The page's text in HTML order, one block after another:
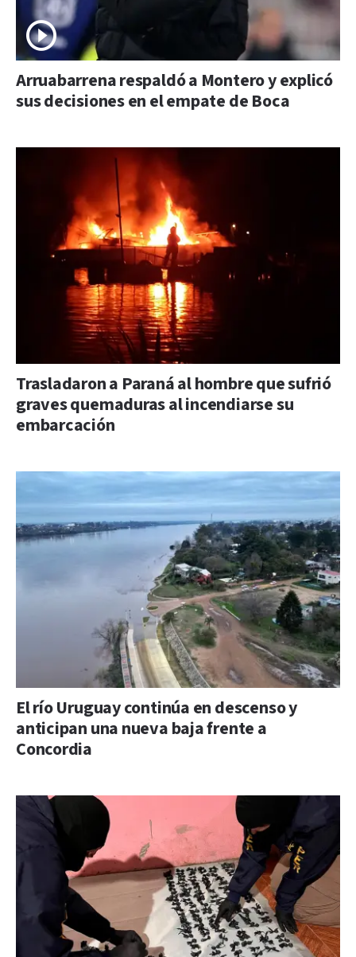
Arruabarrena respaldó a Montero y explicó
sus decisiones en el empate de Boca
Trasladaron a Paraná al hombre que sufrió
graves quemaduras al incendiarse su
embarcación
El río Uruguay continúa en descenso y
anticipan una nueva baja frente a
Concordia